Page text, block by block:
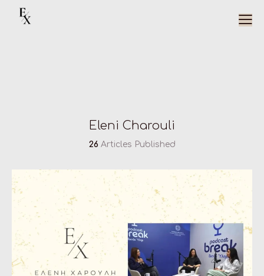
Eleni Charouli
26 Articles Published